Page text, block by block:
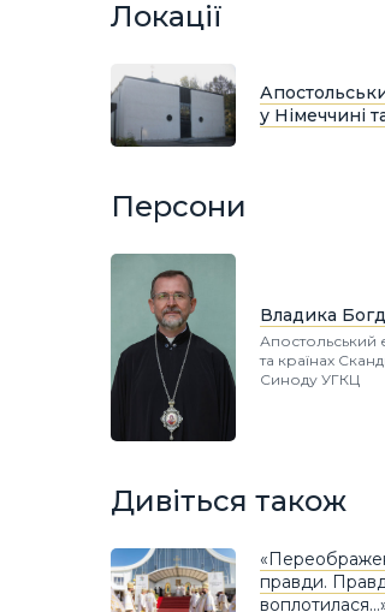
Локації
у Німеччині
Персони
Владика
Апостольський
та країнах
Синоду УГКЦ
Дивіться також
правди.